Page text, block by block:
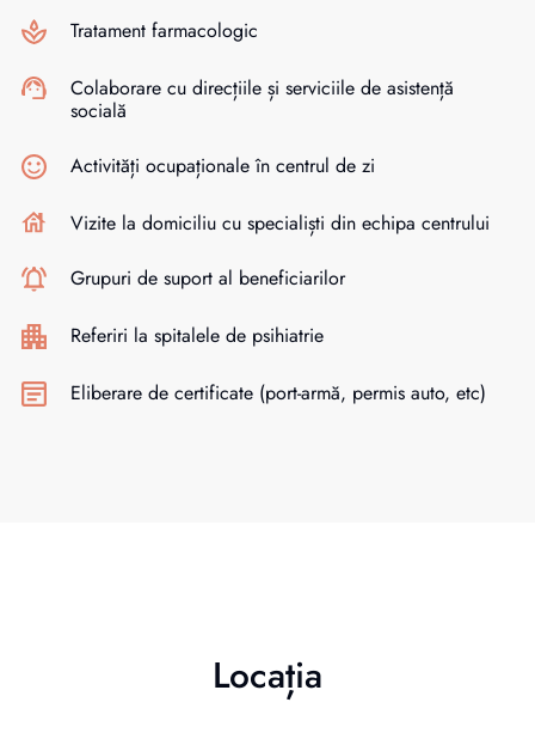
Tratament farmacologic
Colaborare cu direcțiile și serviciile de asistență
socială
Activități ocupaționale în centrul de zi
Vizite la domiciliu cu specialiști din echipa centrului
Grupuri de suport al beneficiarilor
Referiri la spitalele de psihiatrie
Eliberare de certificate (port-armă, permis auto, etc)
Locația